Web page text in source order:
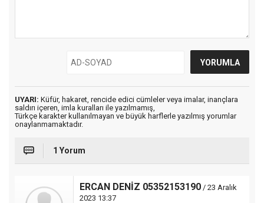
UYARI: Küfür, hakaret, rencide edici cümleler veya imalar, inançlara
saldırı içeren, imla kuralları ile yazılmamış,
Türkçe karakter kullanılmayan ve büyük harflerle yazılmış yorumlar
onaylanmamaktadır.
1 Yorum
ERCAN DENİZ 05352153190 / 23 Aralık
2023 13:37